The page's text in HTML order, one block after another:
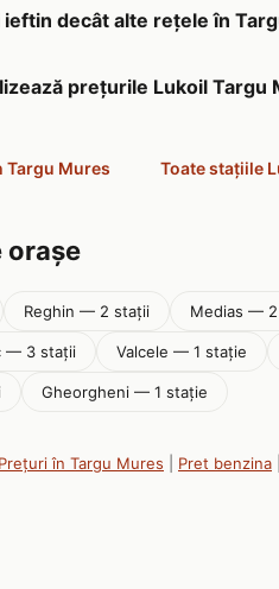
ieftin decât alte rețele în
prețurile Lukoil Targu
Targu Mures Toate stațiile
orașe
Reghin — 2 stații Medias —
— 3 stații Valcele — 1 stație
Gheorgheni — 1 stație
Prețuri în Targu Mures Pret benzina